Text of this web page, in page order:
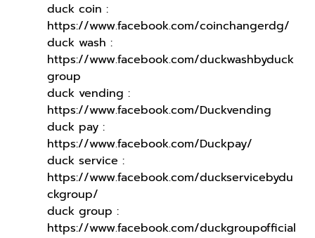
duck coin :
https://www.facebook.com/coinchangerdg/
duck wash :
https://www.facebook.com/duckwashbyduck
group
duck vending :
https://www.facebook.com/Duckvending
duck pay :
https://www.facebook.com/Duckpay/
duck service :
https://www.facebook.com/duckservicebydu
ckgroup/
duck group :
https://www.facebook.com/duckgroupofficial